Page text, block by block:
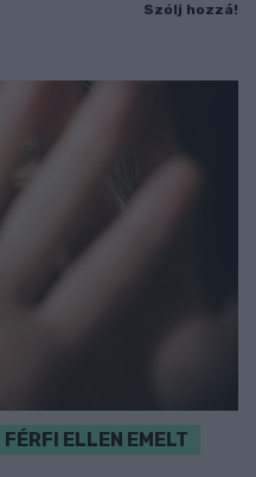
Szólj hozzá!
ELLEN EMELT